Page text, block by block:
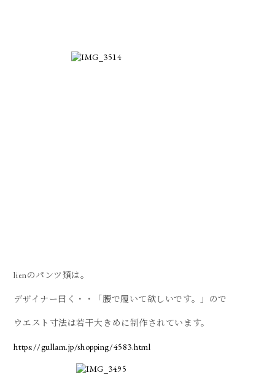
lienのパンツ類は。
デザイナー曰く・・「腰で履いて欲しいです。」ので
ウエスト寸法は若干大きめに制作されています。
https://gullam.jp/shopping/4583.html